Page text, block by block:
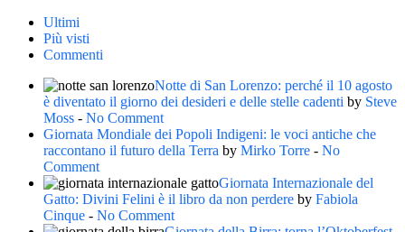
Ultimi
Più visti
Commenti
Notte di San Lorenzo: perché il 10 agosto
è diventato il giorno dei desideri e delle stelle cadenti by Steve
Moss - No Comment
Giornata Mondiale dei Popoli Indigeni: le voci antiche che
raccontano il futuro della Terra by Mirko Torre - No
Comment
Giornata Internazionale del
Gatto: Divini Felini è il libro da non perdere by Fabiola
Cinque - No Comment